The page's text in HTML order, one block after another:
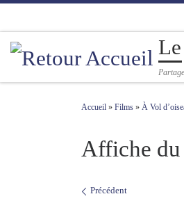
Accueil » Films » À Vol
Affiche
Navigation
Précédent